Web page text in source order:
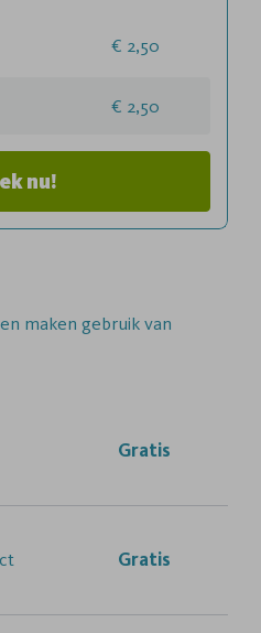
2,50
2,50
nu!
maken gebruik van
Gratis
Gratis